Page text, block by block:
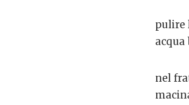
pulire
nel